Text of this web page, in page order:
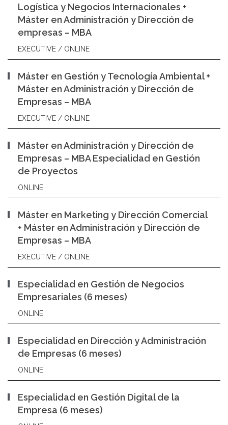
Logística y Negocios Internacionales +
Máster en Administración y Dirección de
empresas – MBA
EXECUTIVE / ONLINE
Máster en Gestión y Tecnología Ambiental +
Máster en Administración y Dirección de
Empresas – MBA
EXECUTIVE / ONLINE
Máster en Administración y Dirección de
Empresas – MBA Especialidad en Gestión
de Proyectos
ONLINE
Máster en Marketing y Dirección Comercial
+ Máster en Administración y Dirección de
Empresas – MBA
EXECUTIVE / ONLINE
Especialidad en Gestión de Negocios
Empresariales (6 meses)
ONLINE
Especialidad en Dirección y Administración
de Empresas (6 meses)
ONLINE
Especialidad en Gestión Digital de la
Empresa (6 meses)